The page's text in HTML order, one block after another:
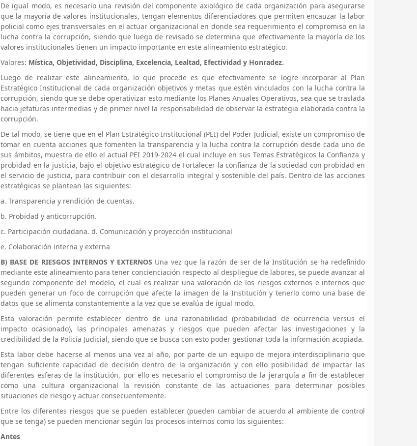
De igual modo, es necesario una revisión del componente axiológico de cada organización para asegurarse
que la mayoría de valores institucionales, tengan elementos diferenciadores que permiten encauzar la labor
policial como ejes transversales en el actuar organizacional en donde sea requerimiento el compromiso en la
lucha contra la corrupción, siendo que luego de revisado se determina que efectivamente la mayoría de los
valores institucionales tienen un impacto importante en este alineamiento estratégico.
Valores: Mística, Objetividad, Disciplina, Excelencia, Lealtad, Efectividad y Honradez.
Luego de realizar este alineamiento, lo que procede es que efectivamente se logre incorporar al Plan
Estratégico Institucional de cada organización objetivos y metas que estén vinculados con la lucha contra la
corrupción, siendo que se debe operativizar esto mediante los Planes Anuales Operativos, sea que se traslada
hacia jefaturas intermedias y de primer nivel la responsabilidad de observar la estrategia elaborada contra la
corrupción.
De tal modo, se tiene que en el Plan Estratégico Institucional (PEI) del Poder Judicial, existe un compromiso de
tomar en cuenta acciones que fomenten la transparencia y la lucha contra la corrupción desde cada uno de
sus ámbitos, muestra de ello el actual PEI 2019-2024 el cual incluye en sus Temas Estratégicos la Confianza y
probidad en la justicia, bajo el objetivo estratégico de Fortalecer la confianza de la sociedad con probidad en
el servicio de justicia, para contribuir con el desarrollo integral y sostenible del país. Dentro de las acciones
estratégicas se plantean las siguientes:
a. Transparencia y rendición de cuentas.
b. Probidad y anticorrupción.
c. Participación ciudadana. d. Comunicación y proyección institucional
e. Colaboración interna y externa
B) BASE DE RIESGOS INTERNOS Y EXTERNOS Una vez que la razón de ser de la Institución se ha redefinido
mediante este alineamiento para tener concienciación respecto al despliegue de labores, se puede avanzar al
segundo componente del modelo, el cual es realizar una valoración de los riesgos externos e internos que
pueden generar un foco de corrupción que afecte la imagen de la Institución y tenerlo como una base de
datos que se alimenta constantemente a la vez que se evalúa de igual modo.
Esta valoración permite establecer dentro de una razonabilidad (probabilidad de ocurrencia versus el
impacto ocasionado), las principales amenazas y riesgos que pueden afectar las investigaciones y la
credibilidad de la Policía Judicial, siendo que se busca con esto poder gestionar toda la información acopiada.
Esta labor debe hacerse al menos una vez al año, por parte de un equipo de mejora interdisciplinario que
tengan suficiente capacidad de decisión dentro de la organización y con ello posibilidad de impactar las
diferentes esferas de la institución, por ello es necesario el compromiso de la jerarquía a fin de establecer
como una cultura organizacional la revisión constante de las actuaciones para determinar posibles
situaciones de riesgo y actuar consecuentemente.
Entre los diferentes riesgos que se pueden establecer (pueden cambiar de acuerdo al ambiente de control
que se tenga) se pueden mencionar según los procesos internos como los siguientes:
Antes